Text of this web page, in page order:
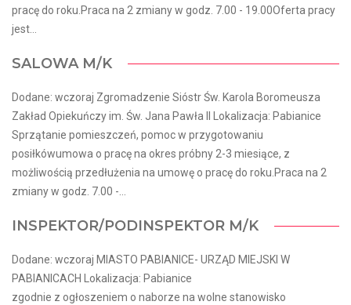
pracę do roku.Praca na 2 zmiany w godz. 7.00 - 19.00Oferta pracy
jest...
SALOWA M/K
Dodane: wczoraj Zgromadzenie Sióstr Św. Karola Boromeusza
Zakład Opiekuńczy im. Św. Jana Pawła II Lokalizacja: Pabianice
Sprzątanie pomieszczeń, pomoc w przygotowaniu
posiłkówumowa o pracę na okres próbny 2-3 miesiące, z
możliwością przedłużenia na umowę o pracę do roku.Praca na 2
zmiany w godz. 7.00 -...
INSPEKTOR/PODINSPEKTOR M/K
Dodane: wczoraj MIASTO PABIANICE- URZĄD MIEJSKI W
PABIANICACH Lokalizacja: Pabianice
zgodnie z ogłoszeniem o naborze na wolne stanowisko